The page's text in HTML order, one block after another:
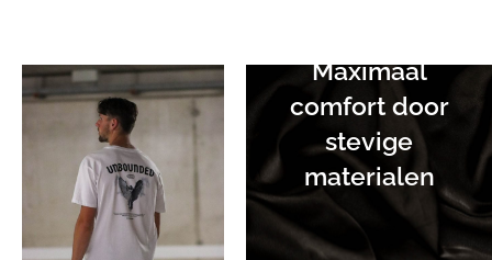
Maximaal
comfort door
stevige
materialen